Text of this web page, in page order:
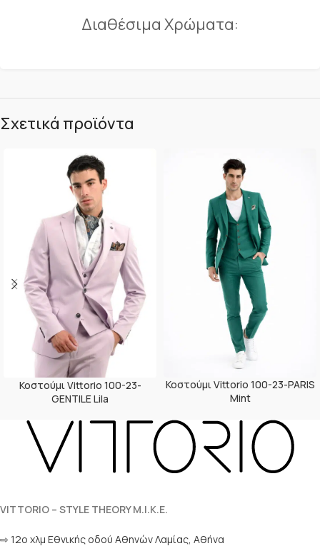
Διαθέσιμα Χρώματα:
Σχετικά προϊόντα
Κοστούμι Vittorio 100-23-
GENTILE Lila
Κοστούμι Vittorio 100-23-PARIS
Mint
VITTORIO – STYLE THEORY M.I.K.E.
⇨ 12ο χλμ Eθνικής οδού Αθηνών Λαμίας, Αθήνα